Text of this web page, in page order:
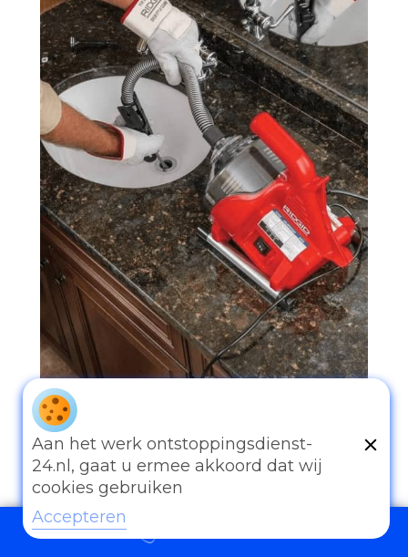
097006521500
Andere diensten
Aan het werk ontstoppingsdienst-
24.nl, gaat u ermee akkoord dat wij
cookies gebruiken
Accepteren